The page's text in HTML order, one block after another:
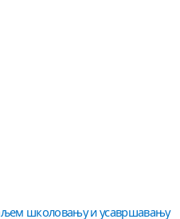
школовању и усавршавању